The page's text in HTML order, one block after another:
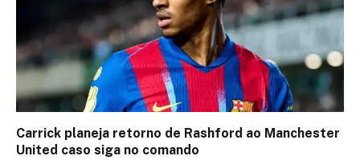
Carrick planeja retorno de Rashford ao Manchester
United caso siga no comando